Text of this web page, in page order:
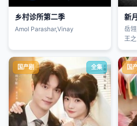
乡村诊所第二季
Amol Parashar,Vinay
新
岳
王之
国产剧 全集 国